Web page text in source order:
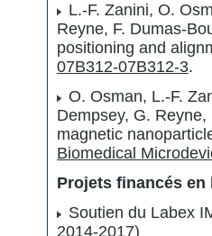
L.-F. Zanini, O.
Reyne, F. Dumas-
positioning and
07B312-07B312-3.
O. Osman, L.-F.
Dempsey, G.
magnetic
Biomedical
Projets financés en
Soutien du Labex
2014-2017)